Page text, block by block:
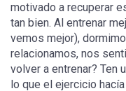
motivado a recuperar
tan bien. Al entrenar
vemos mejor),
relacionamos, nos
volver a entrenar? Ten
lo que el ejercicio